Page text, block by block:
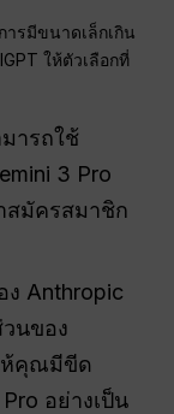
รมีขนาดเล็กเกิน
ให้ตัวเลือกที่
ารถใช้
3 Pro
สมัครสมาชิก
ง Anthropic
นของ
คุณมีขีด
อย่างเป็น